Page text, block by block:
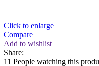
Click to enlarge
Compare
Add to wishlist
Share:
11 People watching this